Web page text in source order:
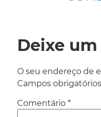
Deixe
O seu endereço de
Campos
Comentário *